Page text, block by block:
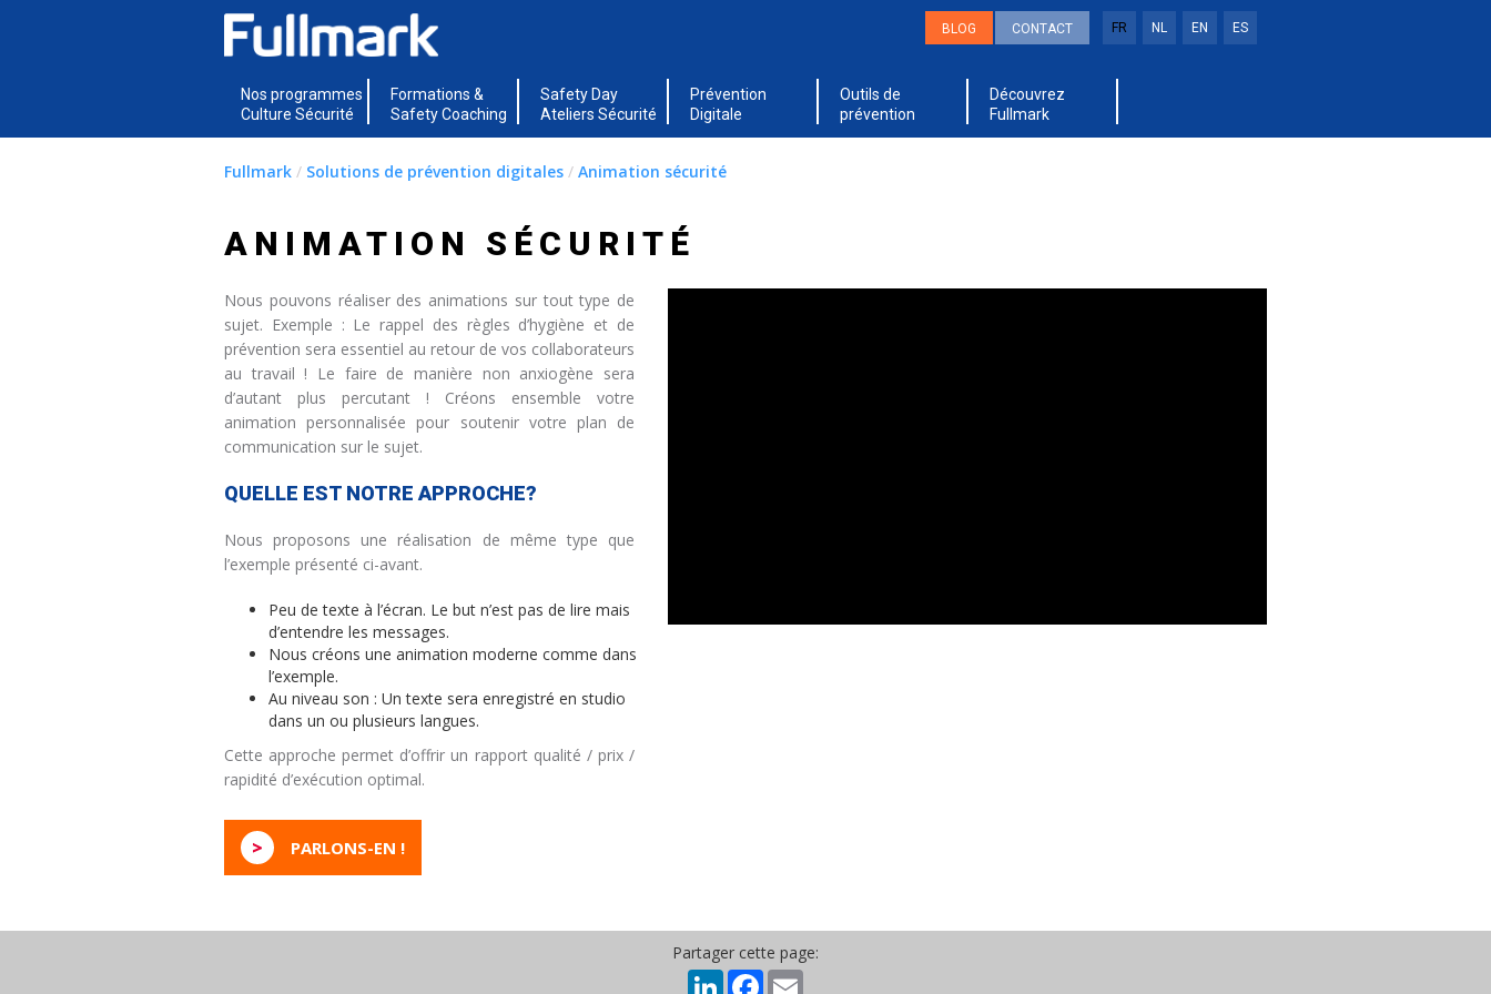
FR NL EN ES
BLOG CONTACT
Nos programmes
Culture Sécurité
Formations &
Safety Coaching
Safety Day
Ateliers Sécurité
Prévention
Digitale
Outils de
prévention
Découvrez
Fullmark
Fullmark / Solutions de prévention digitales / Animation sécurité
ANIMATION SÉCURITÉ
Nous pouvons réaliser des animations sur tout type de
sujet. Exemple : Le rappel des règles d’hygiène et de
prévention sera essentiel au retour de vos collaborateurs
au travail ! Le faire de manière non anxiogène sera
d’autant plus percutant ! Créons ensemble votre
animation personnalisée pour soutenir votre plan de
communication sur le sujet.
QUELLE EST NOTRE APPROCHE?
Nous proposons une réalisation de même type que
l’exemple présenté ci-avant.
Peu de texte à l’écran. Le but n’est pas de lire mais
d’entendre les messages.
Nous créons une animation moderne comme dans
l’exemple.
Au niveau son : Un texte sera enregistré en studio
dans un ou plusieurs langues.
Cette approche permet d’offrir un rapport qualité / prix /
rapidité d’exécution optimal.
> PARLONS-EN !
Partager cette page:
LinkedInFacebook